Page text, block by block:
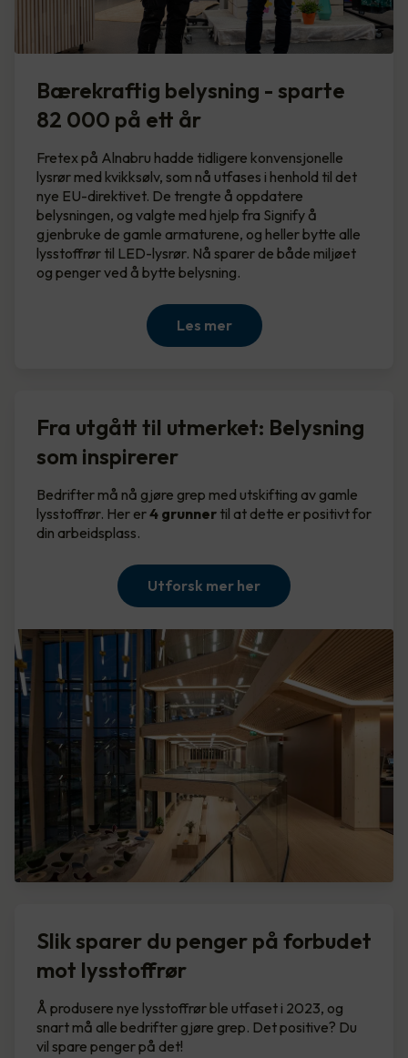
Bærekraftig belysning - sparte
82 000 på ett år
Fretex på Alnabru hadde tidligere konvensjonelle
lysrør med kvikksølv, som nå utfases i henhold til det
nye EU-direktivet. De trengte å oppdatere
belysningen, og valgte med hjelp fra Signify å
gjenbruke de gamle armaturene, og heller bytte alle
lysstoffrør til LED-lysrør. Nå sparer de både miljøet
og penger ved å bytte belysning.
Les mer
Fra utgått til utmerket: Belysning
som inspirerer
Bedrifter må nå gjøre grep med utskifting av gamle
lysstoffrør. Her er4 grunner til at dette er positivt for
din arbeidsplass.
Utforsk mer her
Slik sparer du penger på forbudet
mot lysstoffrør
Å produsere nye lysstoffrør ble utfaset i 2023, og
snart må alle bedrifter gjøre grep. Det positive? Du
vil spare penger på det!